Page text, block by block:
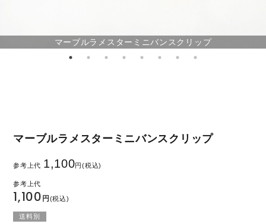
マーブルラメスターミニバンスクリップ
マーブルラメスターミニバンスクリップ
参考上代 1,100円(税込)
1,100 円(税込)
送料別